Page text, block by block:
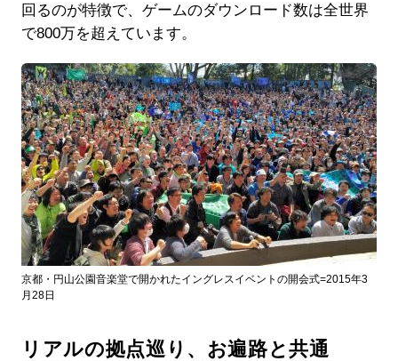
回るのが特徴で、ゲームのダウンロード数は全世界
で800万を超えています。
京都・円山公園音楽堂で開かれたイングレスイベントの開会式=2015年3
月28日
リアルの拠点巡り、お遍路と共通